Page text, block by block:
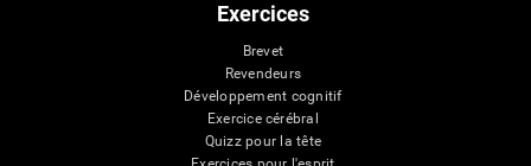
Exercices
Brevet
Revendeurs
Développement cognitif
Exercice cérébral
Quizz pour la tête